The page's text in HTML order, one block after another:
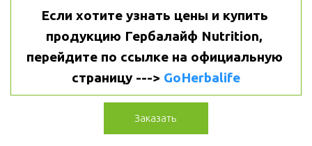
Если хотите узнать цены и купить
продукцию Гербалайф Nutrition,
перейдите по ссылке на официальную
страницу ---> GoHerbalife
Заказать